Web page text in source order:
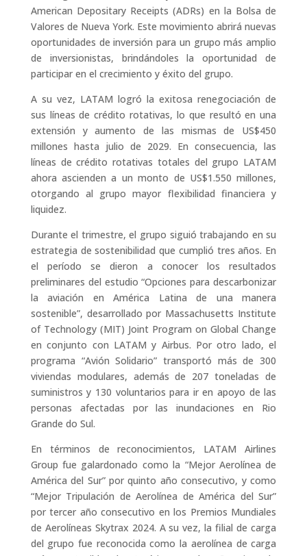
American Depositary Receipts (ADRs) en la Bolsa de
Valores de Nueva York. Este movimiento abrirá nuevas
oportunidades de inversión para un grupo más amplio
de inversionistas, brindándoles la oportunidad de
participar en el crecimiento y éxito del grupo.
A su vez, LATAM logró la exitosa renegociación de
sus líneas de crédito rotativas, lo que resultó en una
extensión y aumento de las mismas de US$450
millones hasta julio de 2029. En consecuencia, las
líneas de crédito rotativas totales del grupo LATAM
ahora ascienden a un monto de US$1.550 millones,
otorgando al grupo mayor flexibilidad financiera y
liquidez.
Durante el trimestre, el grupo siguió trabajando en su
estrategia de sostenibilidadque cumplió tres años. En
el período se dieron a conocer los resultados
preliminares del estudio “Opciones para descarbonizar
la aviación en América Latina de una manera
sostenible”, desarrollado por Massachusetts Institute
of Technology (MIT) Joint Program on Global Change
en conjunto con LATAM y Airbus. Por otro lado, el
programa “Avión Solidario” transportó más de 300
viviendas modulares, además de 207 toneladas de
suministros y 130 voluntarios para ir en apoyo de las
personas afectadas por las inundaciones en Rio
Grande do Sul.
En términos de reconocimientos, LATAM Airlines
Group fue galardonado como la “Mejor Aerolínea de
América del Sur” por quinto año consecutivo, y como
“Mejor Tripulación de Aerolínea de América del Sur”
por tercer año consecutivo en los Premios Mundiales
de Aerolíneas Skytrax 2024. A su vez, la filial de carga
del grupo fue reconocida como la aerolínea de carga